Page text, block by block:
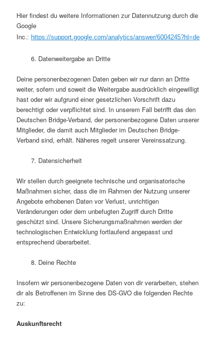
Hier findest du weitere Informationen zur Datennutzung durch die
Google
Inc.: https://support.google.com/analytics/answer/6004245?hl=de
6. Datenweitergabe an Dritte
Deine personenbezogenen Daten geben wir nur dann an Dritte
weiter, sofern und soweit die Weitergabe ausdrücklich eingewilligt
hast oder wir aufgrund einer gesetzlichen Vorschrift dazu
berechtigt oder verpflichtet sind. In unserem Fall betrifft das den
Deutschen Bridge-Verband, der personenbezogene Daten unserer
Mitglieder, die damit auch Mitglieder im Deutschen Bridge-
Verband sind, erhält. Näheres regelt unserer Vereinssatzung.
7. Datensicherheit
Wir stellen durch geeignete technische und organisatorische
Maßnahmen sicher, dass die im Rahmen der Nutzung unserer
Angebote erhobenen Daten vor Verlust, unrichtigen
Veränderungen oder dem unbefugten Zugriff durch Dritte
geschützt sind. Unsere Sicherungsmaßnahmen werden der
technologischen Entwicklung fortlaufend angepasst und
entsprechend überarbeitet.
8. Deine Rechte
Insofern wir personenbezogene Daten von dir verarbeiten, stehen
dir als Betroffenen im Sinne des DS-GVO die folgenden Rechte
zu:
Auskunftsrecht